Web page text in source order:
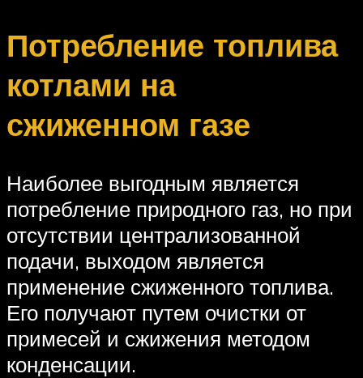
Потребление топлива
котлами на
сжиженном газе
Наиболее выгодным является
потребление природного газ, но при
отсутствии централизованной
подачи, выходом является
применение сжиженного топлива.
Его получают путем очистки от
примесей и сжижения методом
конденсации.